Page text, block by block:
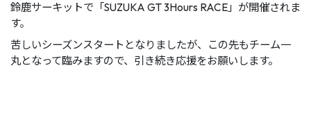
鈴鹿サーキットで「SUZUKA GT 3Hours RACE」が開催されま
す。
苦しいシーズンスタートとなりましたが、この先もチーム一
丸となって臨みますので、引き続き応援をお願いします。